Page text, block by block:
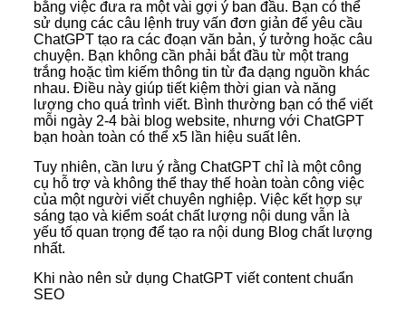
bằng việc đưa ra một vài gợi ý ban đầu. Bạn có thể
sử dụng các câu lệnh truy vấn đơn giản để yêu cầu
ChatGPT tạo ra các đoạn văn bản, ý tưởng hoặc câu
chuyện. Bạn không cần phải bắt đầu từ một trang
trắng hoặc tìm kiếm thông tin từ đa dạng nguồn khác
nhau. Điều này giúp tiết kiệm thời gian và năng
lượng cho quá trình viết. Bình thường bạn có thể viết
mỗi ngày 2-4 bài blog website, nhưng với ChatGPT
bạn hoàn toàn có thể x5 lần hiệu suất lên.
Tuy nhiên, cần lưu ý rằng ChatGPT chỉ là một công
cụ hỗ trợ và không thể thay thế hoàn toàn công việc
của một người viết chuyên nghiệp. Việc kết hợp sự
sáng tạo và kiểm soát chất lượng nội dung vẫn là
yếu tố quan trọng để tạo ra nội dung Blog chất lượng
nhất.
Khi nào nên sử dụng ChatGPT viết content chuẩn
SEO